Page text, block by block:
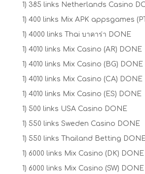
1) 385 links Netherlands Casino
1) 400 links Mix APK appsgames
1) 4000 links Thai บาคาร่า DONE
1) 4010 links Mix Casino (AR) DONE
1) 4010 links Mix Casino (BG) DONE
1) 4010 links Mix Casino (CA) DONE
1) 4010 links Mix Casino (ES) DONE
1) 500 links USA Casino DONE
1) 550 links Sweden Casino DONE
1) 550 links Thailand Betting
1) 6000 links Mix Casino (DK) DONE
1) 6000 links Mix Casino (SW) DONE